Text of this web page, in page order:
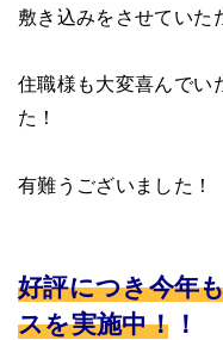
敷き込みをさせていた
住職様も大変喜んでい
た！
有難うございました！
好評につき今年
スを実施中！！